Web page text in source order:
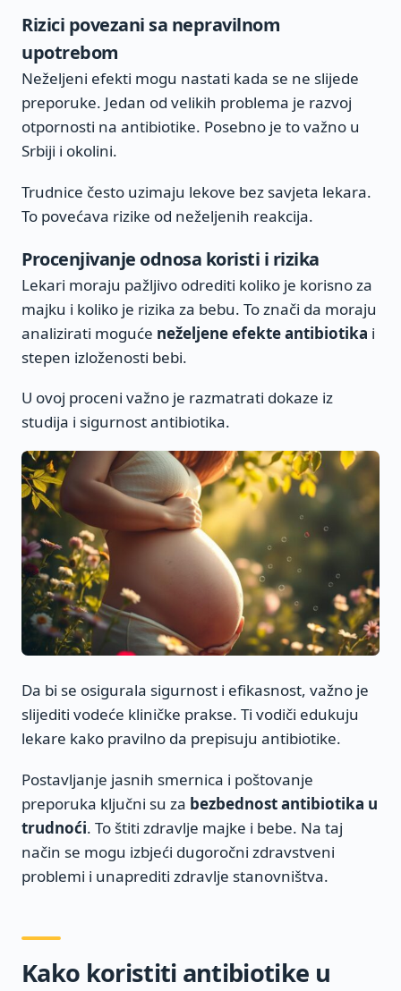
Rizici povezani sa nepravilnom
upotrebom
Neželjeni efekti mogu nastati kada se ne slijede
preporuke. Jedan od velikih problema je razvoj
otpornosti na antibiotike. Posebno je to važno u
Srbiji i okolini.
Trudnice često uzimaju lekove bez savjeta lekara.
To povećava rizike od neželjenih reakcija.
Procenjivanje odnosa koristi i rizika
Lekari moraju pažljivo odrediti koliko je korisno za
majku i koliko je rizika za bebu. To znači da moraju
analizirati moguće neželjene efekte antibiotika i
stepen izloženosti bebi.
U ovoj proceni važno je razmatrati dokaze iz
studija i sigurnost antibiotika.
Da bi se osigurala sigurnost i efikasnost, važno je
slijediti vodeće kliničke prakse. Ti vodiči edukuju
lekare kako pravilno da prepisuju antibiotike.
Postavljanje jasnih smernica i poštovanje
preporuka ključni su za bezbednost antibiotika u
trudnoći. To štiti zdravlje majke i bebe. Na taj
način se mogu izbjeći dugoročni zdravstveni
problemi i unaprediti zdravlje stanovništva.
Kako koristiti antibiotike u